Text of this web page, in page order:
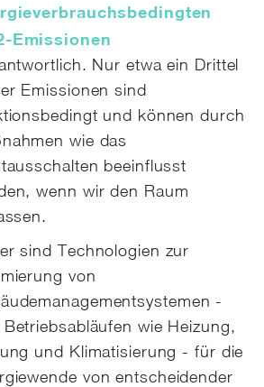
Emissionen
Nur etwa ein Drittel
Emissionen sind
und können durch
wie das
beeinflusst
wenn wir den Raum
sind Technologien zur
von
-
wie Heizung,
und Klimatisierung - für die
von entscheidender